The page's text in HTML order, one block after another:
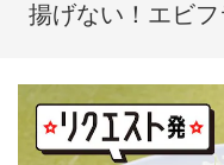
揚げない！エビフ